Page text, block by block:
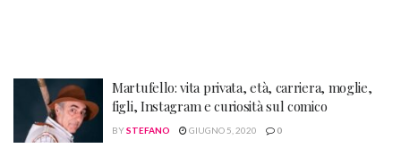
Martufello: vita privata, età, carriera, moglie,
figli, Instagram e curiosità sul comico
BYSTEFANO GIUGNO 5, 2020 0